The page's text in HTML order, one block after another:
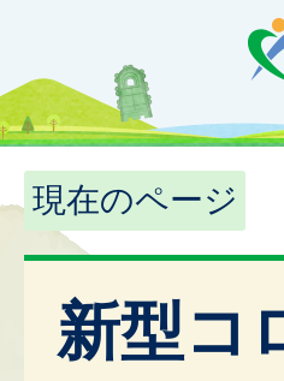
現在のページ
新型コ